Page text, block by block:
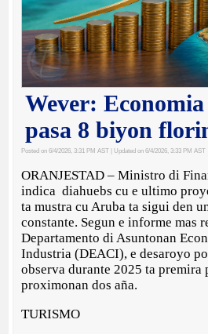
Wever:
pasa 8 biyon
Posted on 6/4/2026, 3:31 PM AST | Updated on 6/4/2026, 3:33 PM AST
ORANJESTAD – Ministro di
indica diahuebs cu e ultimo
ta mustra cu Aruba ta sigui den
constante. Segun e informe mas
Departamento di Asuntonan
Industria (DEACI), e desaroyo
observa durante 2025 ta premira
proximonan dos aña.
TURISMO